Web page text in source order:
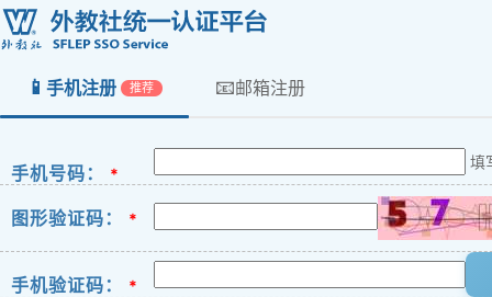
📱 手机注册 推荐 📧邮箱注册
手机号码： *
填
图形验证码： *
手机验证码： *